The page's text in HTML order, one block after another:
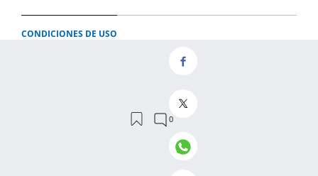
CONDICIONES DE USO